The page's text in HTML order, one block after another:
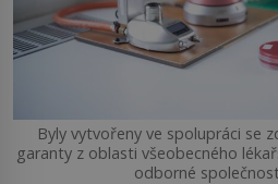
Byly vytvořeny ve spolupráci se
garanty z oblasti všeobecného
odborné